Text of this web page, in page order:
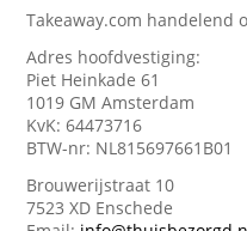
Takeaway.com handelend
Adres hoofdvestiging:
Piet Heinkade 61
1019 GM Amsterdam
KvK: 64473716
BTW-nr: NL815697661B01
Brouwerijstraat 10
7523 XD Enschede